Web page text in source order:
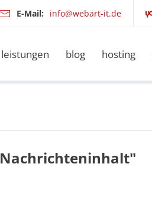
E-Mail: info@webart-it.de
leistungen blog hosting